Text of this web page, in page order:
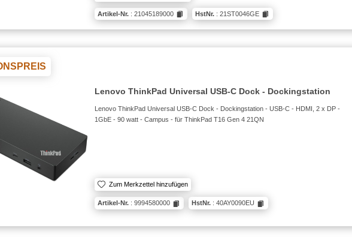
Artikel-Nr. : 21045189000 HstNr. : 21ST0046GE
Lenovo ThinkPad Universal USB-C Dock - Dockingstation
Lenovo ThinkPad Universal USB-C Dock - Dockingstation - USB-C - HDMI, 2 x DP -
1GbE - 90 watt - Campus - für ThinkPad T16 Gen 4 21QN
Zum Merkzettel hinzufügen
Artikel-Nr. : 9994580000 HstNr. : 40AY0090EU